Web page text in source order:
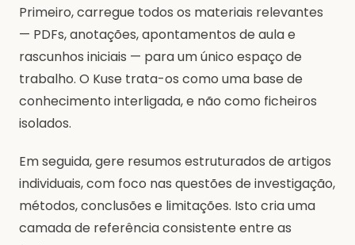
Primeiro, carregue todos os materiais relevantes
— PDFs, anotações, apontamentos de aula e
rascunhos iniciais — para um único espaço de
trabalho. O Kuse trata-os como uma base de
conhecimento interligada, e não como ficheiros
isolados.
Em seguida, gere resumos estruturados de artigos
individuais, com foco nas questões de investigação,
métodos, conclusões e limitações. Isto cria uma
camada de referência consistente entre as